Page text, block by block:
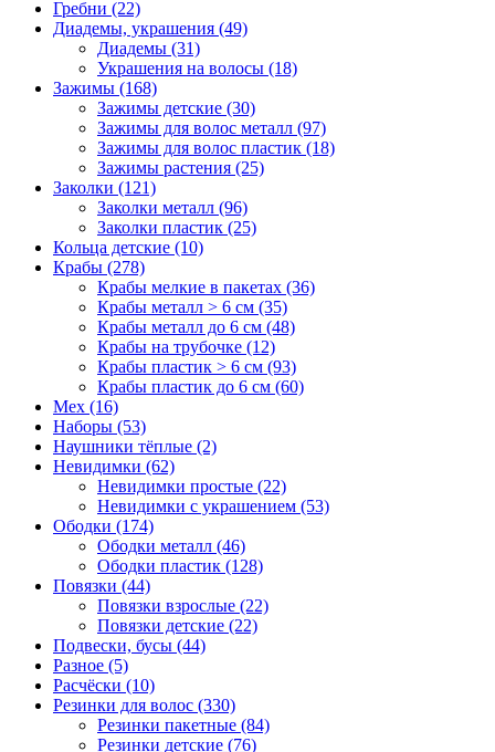
Гребни (22)
Диадемы, украшения (49)
Диадемы (31)
Украшения на волосы (18)
Зажимы (168)
Зажимы детские (30)
Зажимы для волос металл (97)
Зажимы для волос пластик (18)
Зажимы растения (25)
Заколки (121)
Заколки металл (96)
Заколки пластик (25)
Кольца детские (10)
Крабы (278)
Крабы мелкие в пакетах (36)
Крабы металл > 6 см (35)
Крабы металл до 6 см (48)
Крабы на трубочке (12)
Крабы пластик > 6 см (93)
Крабы пластик до 6 см (60)
Мех (16)
Наборы (53)
Наушники тёплые (2)
Невидимки (62)
Невидимки простые (22)
Невидимки с украшением (53)
Ободки (174)
Ободки металл (46)
Ободки пластик (128)
Повязки (44)
Повязки взрослые (22)
Повязки детские (22)
Подвески, бусы (44)
Разное (5)
Расчёски (10)
Резинки для волос (330)
Резинки пакетные (84)
Резинки детские (76)